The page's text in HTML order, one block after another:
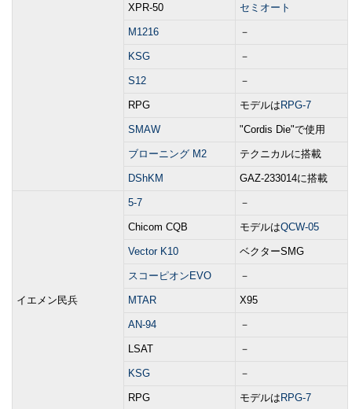
XPR-50 セミオート
M1216 －
KSG －
S12 －
RPG モデルは RPG-7
SMAW "Cordis Die"で使用
ブローニング M2 テクニカルに搭載
DShKM GAZ-233014に搭載
イエメン民兵
5-7 －
Chicom CQB モデルはQCW-05
Vector K10 ベクターSMG
スコーピオンEVO －
MTAR X95
AN-94 －
LSAT －
KSG －
RPG モデルは RPG-7